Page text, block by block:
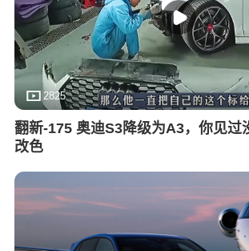
2825
翻新-175 奥迪S3降级为A3，你见过
改色